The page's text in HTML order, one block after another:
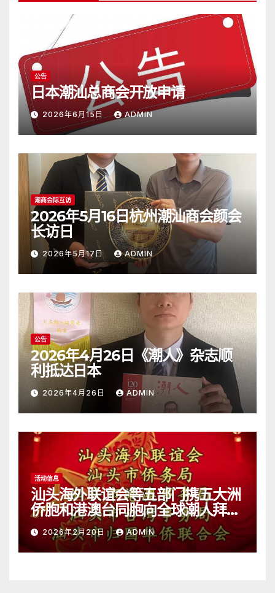
公告
日本潮汕总商会开放申请
2026年6月15日 ADMIN
潮商会际互访
2026年5月16日杭州潮汕商会颜会
长访日
2026年5月17日 ADMIN
公告
2026年4月26日《潮人》杂志顺
利抵达日本
2026年4月26日 ADMIN
活动信息
汕头海外联谊会等五部门携五大洲
侨胞和港澳台同胞向全球潮人拜
年！
2026年2月20日 ADMIN